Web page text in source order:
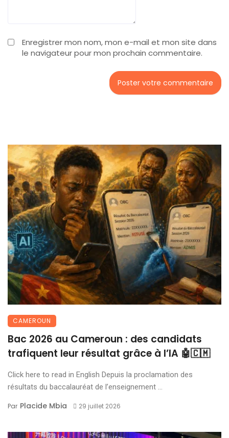
Enregistrer mon nom, mon e-mail et mon site dans
le navigateur pour mon prochain commentaire.
CAMEROUN
Bac 2026 au Cameroun : des candidats
trafiquent leur résultat grâce à l’IA 🤖🇨🇲
Click here to read in English Depuis la proclamation des
résultats du baccalauréat de l’enseignement ...
Par Placide Mbia 29 juillet 2026